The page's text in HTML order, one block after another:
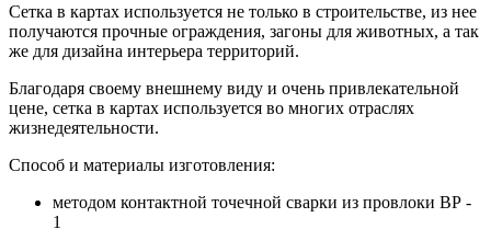
Сетка в картах используется не только в строительстве, из нее
получаются прочные ограждения, загоны для животных, а так
же для дизайна интерьера территорий.
Благодаря своему внешнему виду и очень привлекательной
цене, сетка в картах используется во многих отраслях
жизнедеятельности.
Способ и материалы изготовления:
методом контактной точечной сварки из провлоки ВР -
1